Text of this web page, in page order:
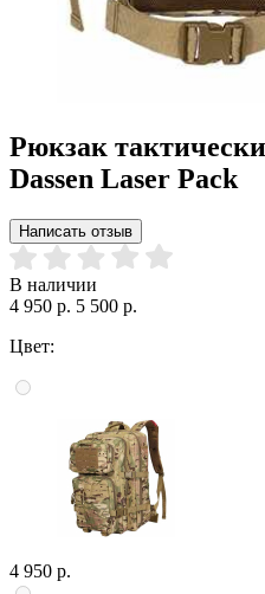
Рюкзак
Dassen Laser Pack
Написать отзыв
В наличии
4 950 р. 5 500 р.
Цвет:
4 950 р.